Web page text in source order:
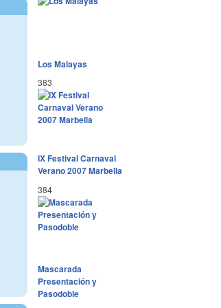
Los Malayas
383
IX Festival Carnaval
Verano 2007 Marbella
384
Mascarada
Presentación y
Pasodoble